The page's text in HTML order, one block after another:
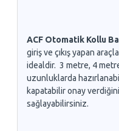
ACF Otomatik Kollu
giriş ve çıkış yapan
idealdir. 3 metre, 4
uzunluklarda
kapatabilir onay
sağlayabilirsiniz.